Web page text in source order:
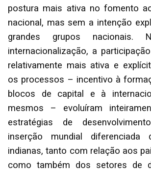
postura mais ativa no fomento
nacional, mas sem a intenção
grandes grupos
internacionalização, a
relativamente mais ativa e
os processos – incentivo à
blocos de capital e à
mesmos – evoluíram
estratégias de
inserção mundial diferenciada
indianas, tanto com relação aos
como também dos setores de